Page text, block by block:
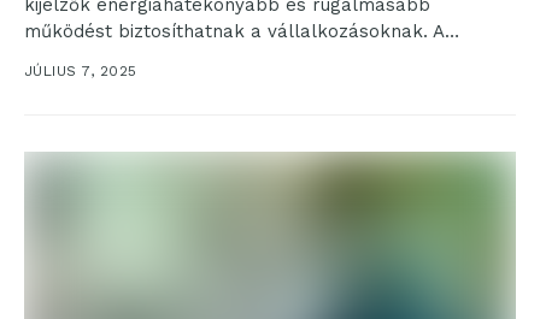
működést biztosíthatnak a vállalkozásoknak. A
(EM32DX) nemzetközi...
JÚLIUS 7, 2025